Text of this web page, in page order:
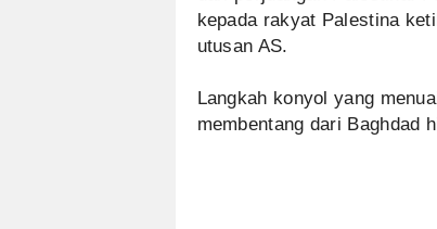
kepada rakyat Palestina
utusan AS.
Langkah konyol yang
membentang dari Baghdad